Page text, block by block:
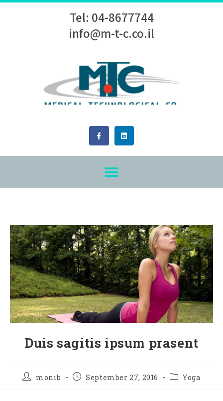
Tel: 04-8677744
info@m-t-c.co.il
Duis sagitis ipsum prasent
monib September 27, 2016 Yoga